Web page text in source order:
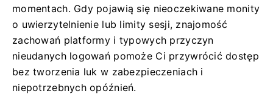
momentach. Gdy pojawią się nieoczekiwane monity
o uwierzytelnienie lub limity sesji, znajomość
zachowań platformy i typowych przyczyn
nieudanych logowań pomoże Ci przywrócić dostęp
bez tworzenia luk w zabezpieczeniach i
niepotrzebnych opóźnień.